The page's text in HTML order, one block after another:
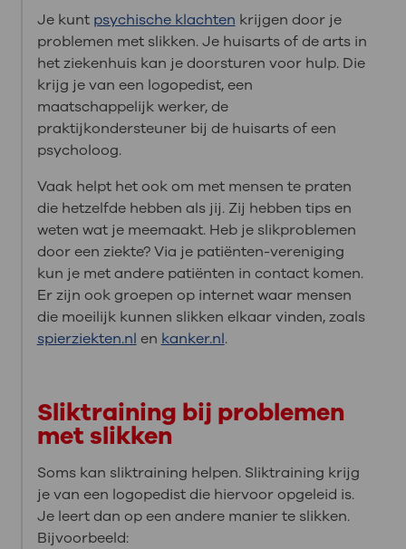
Je kunt psychische klachten krijgen door je
problemen met slikken. Je huisarts of de arts in
het ziekenhuis kan je doorsturen voor hulp. Die
krijg je van een logopedist, een
maatschappelijk werker, de
praktijkondersteuner bij de huisarts of een
psycholoog.
Vaak helpt het ook om met mensen te praten
die hetzelfde hebben als jij. Zij hebben tips en
weten wat je meemaakt. Heb je slikproblemen
door een ziekte? Via je patiënten-vereniging
kun je met andere patiënten in contact komen.
Er zijn ook groepen op internet waar mensen
die moeilijk kunnen slikken elkaar vinden, zoals
spierziekten.nl en kanker.nl.
Sliktraining bij problemen
met slikken
Soms kan sliktraining helpen. Sliktraining krijg
je van een logopedist die hiervoor opgeleid is.
Je leert dan op een andere manier te slikken.
Bijvoorbeeld: